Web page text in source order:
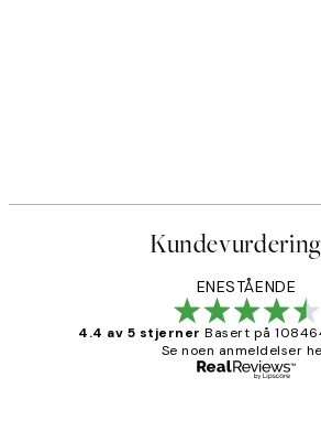
ENESTÅENDE
4.4 av 5 stjerner Basert på
Se noen anmeldelser